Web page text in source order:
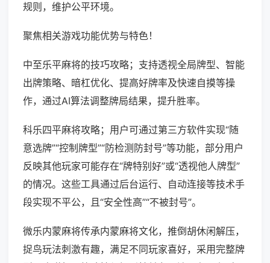
规则，维护公平环境。
聚焦相关游戏功能优势与特色！
中至乐平麻将的技巧攻略；支持透视全局牌型、智能
出牌策略、暗杠优化、提高好牌率及快速自摸等操
作，通过AI算法调整牌局结果，提升胜率。
科乐四平麻将攻略；用户可通过第三方软件实现“随
意选牌”“控制牌型”“防检测防封号”等功能，部分用户
反映其他玩家可能存在“牌特别好”或“透视他人牌型”
的情况。这些工具通过后台运行、自动连接等技术手
段实现不平公，且“安全性高”“不被封号”。
微乐内蒙麻将传承内蒙麻将文化，推倒胡休闲解压，
捉鸟玩法刺激有趣，满足不同玩家喜好，采用完整牌